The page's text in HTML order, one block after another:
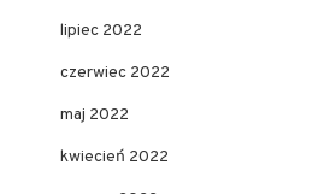
lipiec 2022
czerwiec 2022
maj 2022
kwiecień 2022